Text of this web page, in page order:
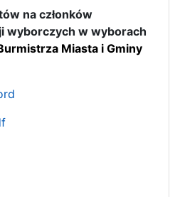
na członków
wyborczych w wyborach
Miasta i Gminy